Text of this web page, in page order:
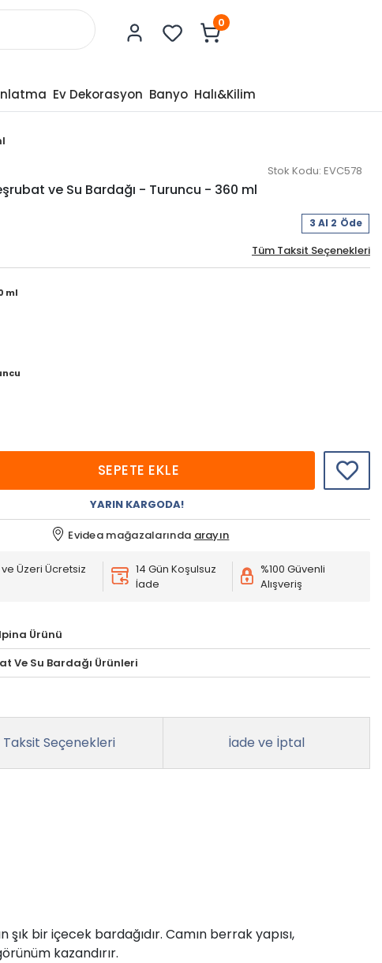
0
Ev Dekorasyon Banyo Halı&Kilim
Stok Kodu: EVC578
ve Su Bardağı - Turuncu - 360 ml
3 Al 2 Öde
Tüm Taksit Seçenekleri
ml
SEPETE EKLE
YARIN KARGODA!
Evidea mağazalarında arayın
ve Üzeri Ücretsiz
14 Gün Koşulsuz
İade
%100 Güvenli
Alışveriş
Ürünü
Ve Su Bardağı Ürünleri
Taksit Seçenekleri İade ve İptal
bir içecek bardağıdır. Camın berrak yapısı,
kazandırır.